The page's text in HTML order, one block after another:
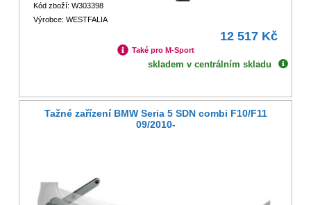
Kód zboží: W303398
Výrobce: WESTFALIA
12 517 Kč
Také pro M-Sport
skladem v centrálním skladu
Tažné zařízení BMW Seria 5 SDN combi F10/F11
09/2010-